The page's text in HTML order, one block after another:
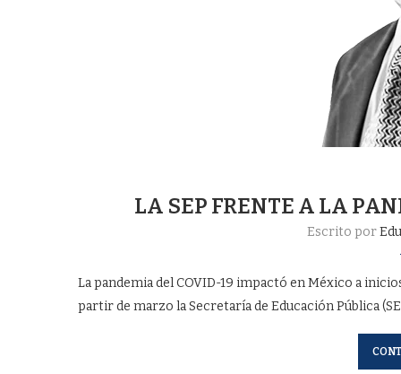
LA SEP FRENTE A LA
Escrito por
La pandemia del COVID-19 impactó en México a
partir de marzo la Secretaría de Educación Pública